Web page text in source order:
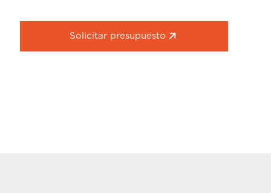
Solicitar presupuesto